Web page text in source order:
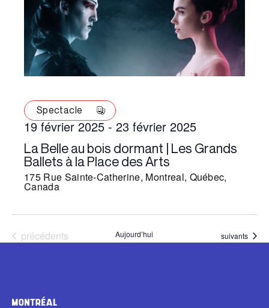
La Belle au bois dormant | Les Grands
Ballets à la Place des Arts
19 février 2025- 23 février 2025
175 Rue Sainte-Catherine, Montreal, Québec,
Canada
Spectacle
Évènements
précédents Aujourd’hui Évènements
suivants